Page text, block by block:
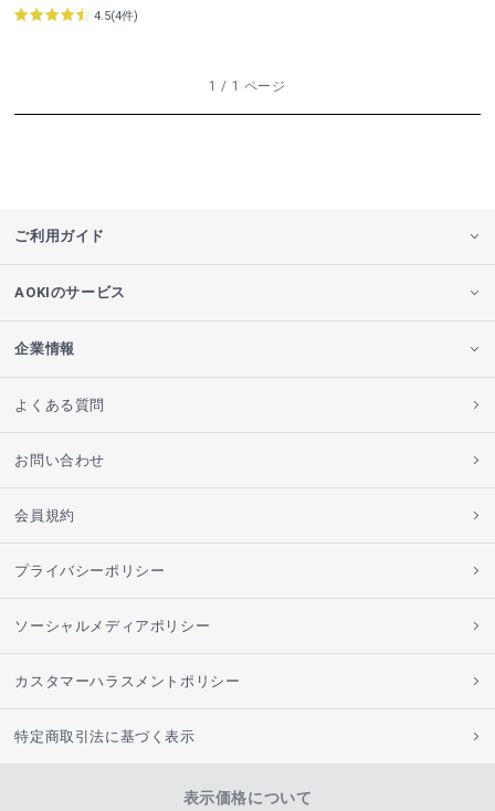
4.5(4件)
1 / 1 ページ
ご利用ガイド
AOKIのサービス
企業情報
よくある質問
お問い合わせ
会員規約
プライバシーポリシー
ソーシャルメディアポリシー
カスタマーハラスメントポリシー
特定商取引法に基づく表示
表示価格について